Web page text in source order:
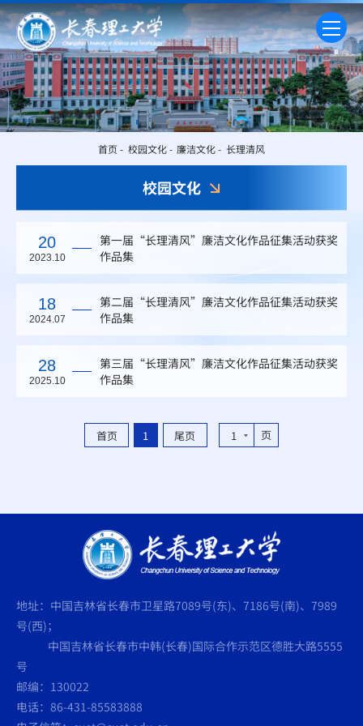
校园文化
首页 - 校园文化 - 廉洁文化 - 长理清风
20
2023.10
第一届“长理清风”廉洁文化作品征集活动获奖
作品集
18
2024.07
第二届“长理清风”廉洁文化作品征集活动获奖
作品集
28
2025.10
第三届“长理清风”廉洁文化作品征集活动获奖
作品集
首页 1 尾页 1 页
地址：中国吉林省长春市卫星路7089号(东)、7186号(南)、7989
号(西)；
中国吉林省长春市中韩(长春)国际合作示范区德胜大路5555
号
邮编：130022
电话：86-431-85583888